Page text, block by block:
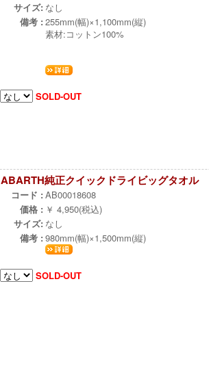
サイズ: なし
備考 : 255mm(幅)×1,100mm(縦)
素材:コットン100%
SOLD-OUT
ABARTH純正クイックドライビッグタオル
コード : AB00018608
価格 : ￥ 4,950(税込)
サイズ: なし
備考 : 980mm(幅)×1,500mm(縦)
SOLD-OUT